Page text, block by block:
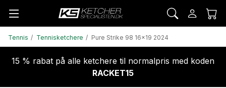
Tennis Tennisketchere Pure Strike 98 16x19 2024
15 % rabat på alle ketchere til normalpris med koden
RACKET15